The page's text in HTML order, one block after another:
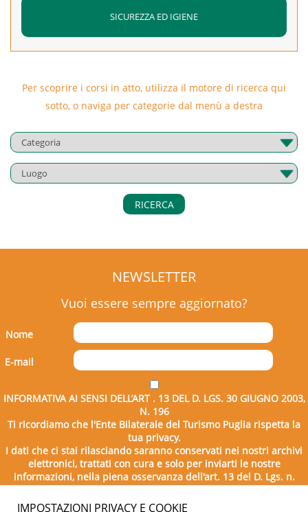
SICUREZZA ED IGIENE
Per scoprire i corsi in atto, utilizza il motore di ricerca qui
sotto, o naviga per categorie dal menù a destra
RICERCA
NEWSLETTER
Vuoi essere sempre aggiornato?
Nome
E-mail
INFORMATIVA AI SENSI DELL’ART . 13 DEL D. LGS. 30 GIUGNO 2003,
N. 196
Ti ricordiamo che l'Ente Bilaterale del Turismo Puglia rispetta la
tua privacy.
I dati che ci stai rilasciando saranno conservati nei nostri archivi
elettronici, trattati con cura e solo per inviarti le nostre
informazioni, nella piena osservanza dell'art. 13 del D. Lgs. n.
196/2003.
IMPOSTAZIONI PRIVACY E COOKIE